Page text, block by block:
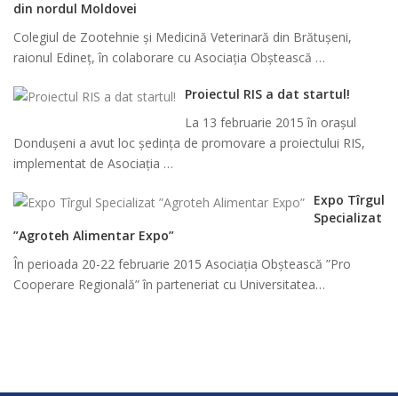
din nordul Moldovei
Colegiul de Zootehnie și Medicină Veterinară din Brătușeni,
raionul Edineț, în colaborare cu Asociația Obștească …
Proiectul RIS a dat startul!
La 13 februarie 2015 în orașul
Dondușeni a avut loc ședința de promovare a proiectului RIS,
implementat de Asociația …
Expo Tîrgul
Specializat
”Agroteh Alimentar Expo”
În perioada 20-22 februarie 2015 Asociația Obștească ”Pro
Cooperare Regională” în parteneriat cu Universitatea…